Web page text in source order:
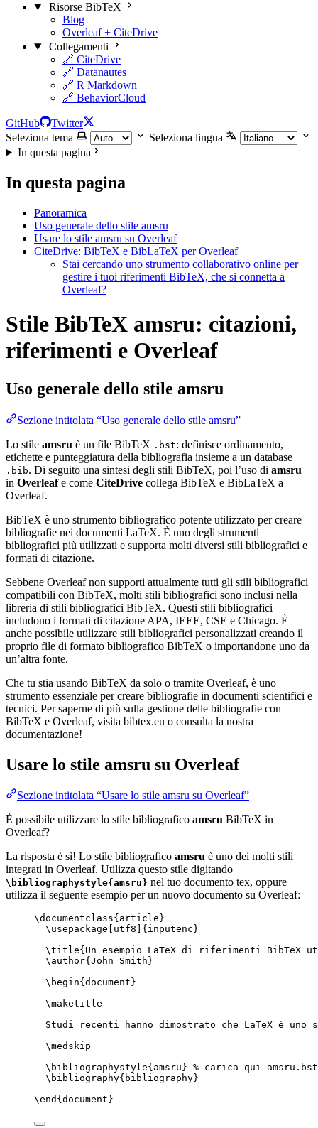
Risorse BibTeX
Blog
Overleaf + CiteDrive
Collegamenti
🔗 CiteDrive
🔗 Datanautes
🔗 R Markdown
🔗 BehaviorCloud
GitHub
Twitter
Seleziona tema
Seleziona lingua
In questa pagina
In questa pagina
Panoramica
Uso generale dello stile amsru
Usare lo stile amsru su Overleaf
CiteDrive: BibTeX e BibLaTeX per Overleaf
Stai cercando uno strumento collaborativo online per
gestire i tuoi riferimenti BibTeX, che si connetta a
Overleaf?
Stile BibTeX amsru: citazioni,
riferimenti e Overleaf
Uso generale dello stile amsru
Sezione intitolata “Uso generale dello stile amsru”
Lo stile amsru è un file BibTeX .bst: definisce ordinamento,
etichette e punteggiatura della bibliografia insieme a un database
.bib. Di seguito una sintesi degli stili BibTeX, poi l’uso di amsru
in Overleafe come CiteDrive collega BibTeX e BibLaTeX a
Overleaf.
BibTeX è uno strumento bibliografico potente utilizzato per creare
bibliografie nei documenti LaTeX. È uno degli strumenti
bibliografici più utilizzati e supporta molti diversi stili bibliografici e
formati di citazione.
Sebbene Overleaf non supporti attualmente tutti gli stili bibliografici
compatibili con BibTeX, molti stili bibliografici sono inclusi nella
libreria di stili bibliografici BibTeX. Questi stili bibliografici
includono i formati di citazione APA, IEEE, CSE e Chicago. È
anche possibile utilizzare stili bibliografici personalizzati creando il
proprio file di formato bibliografico BibTeX o importandone uno da
un’altra fonte.
Che tu stia usando BibTeX da solo o tramite Overleaf, è uno
strumento essenziale per creare bibliografie in documenti scientifici e
tecnici. Per saperne di più sulla gestione delle bibliografie con
BibTeX e Overleaf, visita bibtex.eu o consulta la nostra
documentazione!
Usare lo stile amsru su Overleaf
Sezione intitolata “Usare lo stile amsru su Overleaf”
È possibile utilizzare lo stile bibliografico amsru BibTeX in
Overleaf?
La risposta è sì! Lo stile bibliografico amsru è uno dei molti stili
integrati in Overleaf. Utilizza questo stile digitando
\bibliographystyle{amsru} nel tuo documento tex, oppure
utilizza il seguente esempio per un nuovo documento su Overleaf:
\documentclass{ article }
\usepackage
utf8 ]{ inputenc }
\title{Un esempio LaTeX di riferimenti
\author{John Smith}
\begin{ document }
\maketitle
Studi recenti hanno dimostrato che LaTeX è
\medskip
\bibliographystyle{amsru} % carica qui amsru.bst
\bibliography{bibliography}
\end { document }